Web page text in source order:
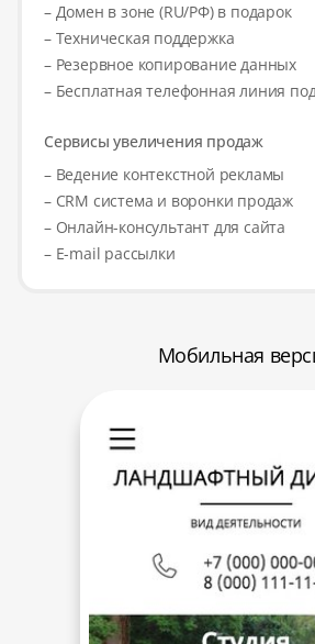
– Домен в зоне (RU/РФ) в подарок
– Техническая поддержка
– Резервное копирование данных
– Бесплатная телефонная линия
Сервисы увеличения продаж
– Ведение контекстной рекламы
– CRM система и воронки продаж
– Онлайн-консультант для сайта
– E-mail рассылки
Мобильная